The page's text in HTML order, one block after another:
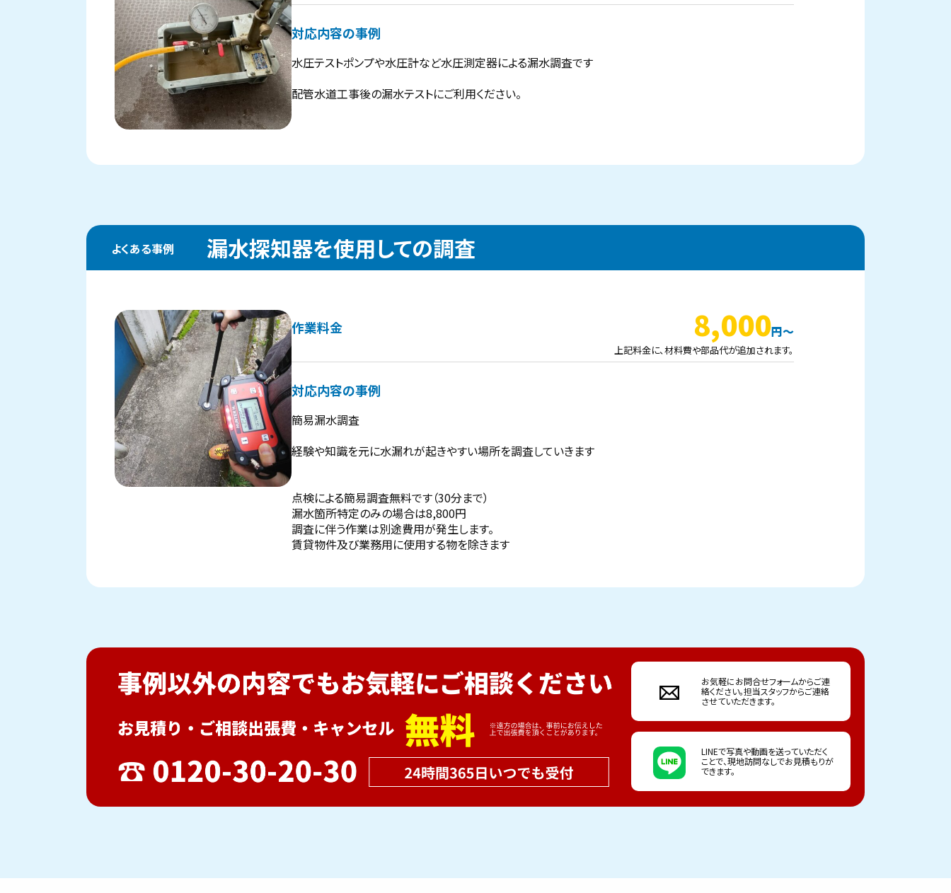
対応内容の事例
水圧テストポンプや水圧計など水圧測定器による漏水調査です
配管水道工事後の漏水テストにご利用ください。
よくある事例 漏水探知器を使用しての調査
作業料金 8,000
上記料金に、材料費や部品代が追加されます。
対応内容の事例
簡易漏水調査
経験や知識を元に水漏れが起きやすい場所を調査していきます
点検による簡易調査無料です（30分まで）
漏水箇所特定のみの場合は8,800円
調査に伴う作業は別途費用が発生します。
賃貸物件及び業務用に使用する物を除きます
お気軽にお問合せフォームからご連
絡ください。担当スタッフからご連絡
させていただきます。
LINEで写真や動画を送っていただく
ことで、現地訪問なしでお見積もりが
できます。